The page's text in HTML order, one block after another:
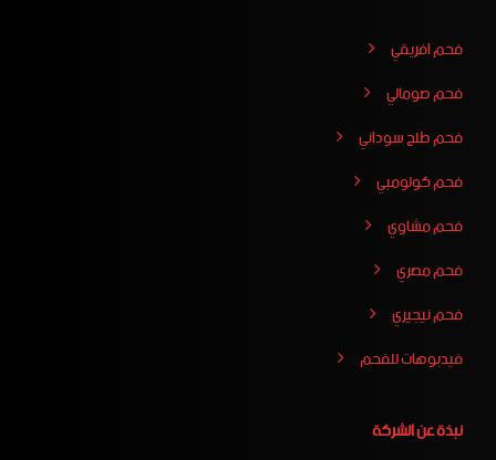
فحم افريقي
فحم صومالي
فحم طلح سوداني
فحم كولومبي
فحم مشاوي
فحم مصري
فحم نيجيري
فيدبوهات للفحم
نبذة عن الشركة